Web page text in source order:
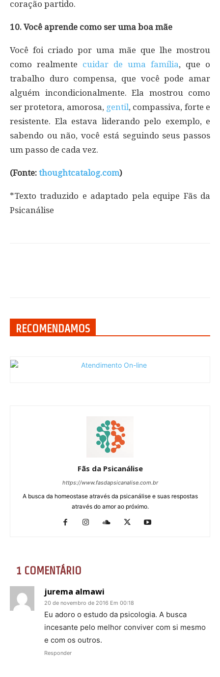
coração partido.
10. Você aprende como ser uma boa mãe
Você foi criado por uma mãe que lhe mostrou
como realmente cuidar de uma família, que o
trabalho duro compensa, que você pode amar
alguém incondicionalmente. Ela mostrou como
ser protetora, amorosa, gentil, compassiva, forte e
resistente. Ela estava liderando pelo exemplo, e
sabendo ou não, você está seguindo seus passos
um passo de cada vez.
(Fonte: thoughtcatalog.com)
*Texto traduzido e adaptado pela equipe Fãs da
Psicanálise
RECOMENDAMOS
Fãs da Psicanálise
https://www.fasdapsicanalise.com.br
A busca da homeostase através da psicanálise e suas respostas
através do amor ao próximo.
1 COMENTÁRIO
jurema almawi
20 de novembro de 2016 Em 00:18
Eu adoro o estudo da psicologia. A busca
incesante pelo melhor conviver com si mesmo
e com os outros.
Responder